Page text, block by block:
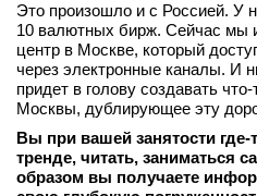
Это произошло и с Россией. У
10 валютных бирж. Сейчас мы
центр в Москве, который
через электронные каналы. И
придет в голову создавать
Москвы, дублирующее эту
Вы при вашей занятости где‑
тренде, читать, заниматься
образом вы получаете